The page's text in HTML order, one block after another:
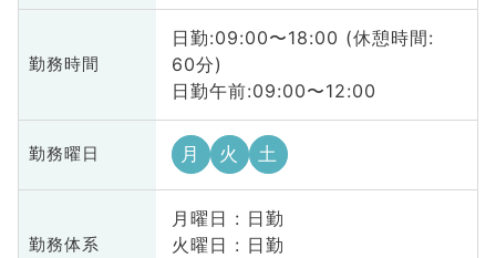
勤務時間
日勤:09:00〜18:00 (休憩時間:
60分)
日勤午前:09:00〜12:00
勤務曜日 月 火 土
勤務体系
月曜日 : 日勤
火曜日 : 日勤